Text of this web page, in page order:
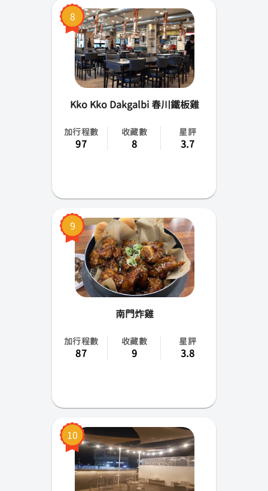
8
Kko Kko Dakgalbi 春川鐵板雞
加行程數
97
收藏數
8
星評
3.7
9
南門炸雞
加行程數
87
收藏數
9
星評
3.8
10